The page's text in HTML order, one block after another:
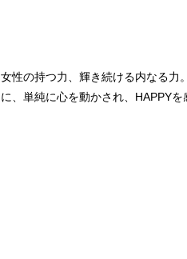
女性の持つ力、輝き続ける内なる力
に、単純に心を動かされ、HAPPYを